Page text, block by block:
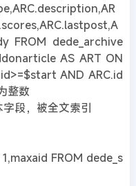
FROM dede_archive
AS ART ON
AND ARC.id
整数
段，被全文索引
FROM dede_s